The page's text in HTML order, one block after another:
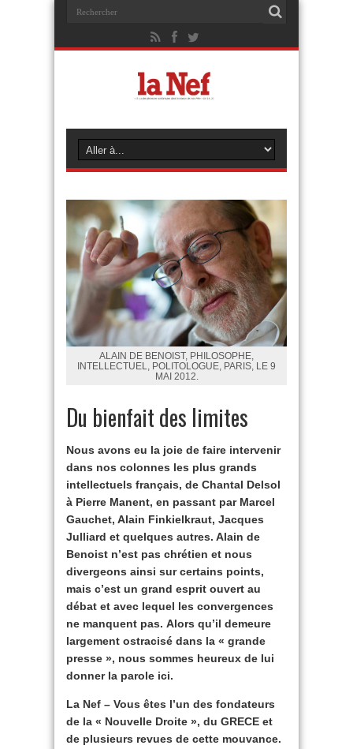
ALAIN DE BENOIST, PHILOSOPHE,
INTELLECTUEL, POLITOLOGUE, PARIS, LE 9
MAI 2012.
Du bienfait des limites
Nous avons eu la joie de faire intervenir
dans nos colonnes les plus grands
intellectuels français, de Chantal Delsol
à Pierre Manent, en passant par Marcel
Gauchet, Alain Finkielkraut, Jacques
Julliard et quelques autres. Alain de
Benoist n’est pas chrétien et nous
divergeons ainsi sur certains points,
mais c’est un grand esprit ouvert au
débat et avec lequel les convergences
ne manquent pas. Alors qu’il demeure
largement ostracisé dans la « grande
presse », nous sommes heureux de lui
donner la parole ici.
La Nef – Vous êtes l’un des fondateurs
de la « Nouvelle Droite », du GRECE et
de plusieurs revues de cette mouvance.